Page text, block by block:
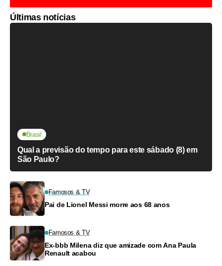
Últimas notícias
Brasil
Qual a previsão do tempo para este sábado (8) em
São Paulo?
Famosos & TV
Pai de Lionel Messi morre aos 68 anos
Famosos & TV
Ex-bbb Milena diz que amizade com Ana Paula
Renault acabou